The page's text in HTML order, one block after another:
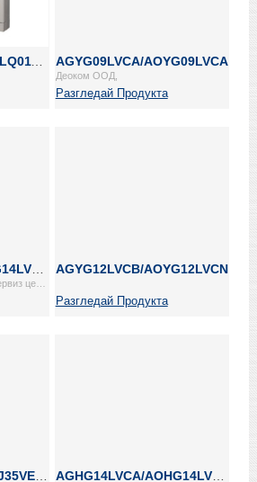
EHVX16S18CB3V/ERLQ011CW1 AGYG09LVCA/AOYG09LVCA
Деоком ООД,
Разгледай Продукта
AGHG14LVCA/AOHG14LVLA
Термо фрост ООД, Мега сервиз център ЕООД, Ми Системс ООД, ММЦ КЛИМАТИЗАЦИЯ ООД, Импулс EООД, ТСМ Експо ЕООД,
AGYG12LVCB/AOYG12LVCN
Разгледай Продукта
MFZ-KJ35VE/MUFZ-J35VEHZ AGHG14LVCA/AOHG14LVCA